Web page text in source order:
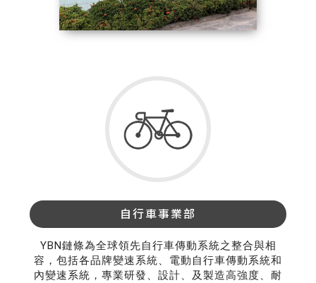
自行車事業部
YBN鏈條為全球領先自行車傳動系統之整合與相
容，包括各品牌變速系統、電動自行車傳動系統和
內變速系統，專業研發、設計、及製造高強度、耐